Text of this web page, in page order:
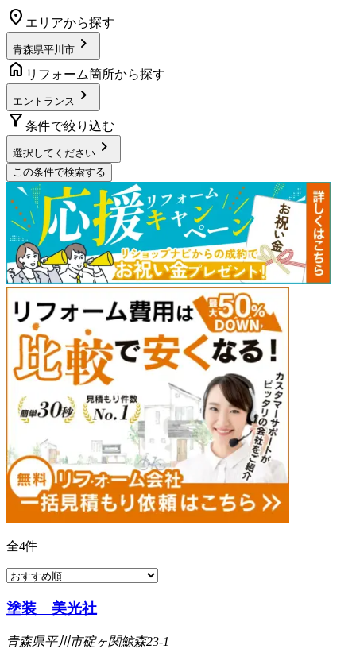
location_on エリアから探す
青森県平川市 chevron_right
home リフォーム箇所から探す
エントランス chevron_right
filter_alt 条件で絞り込む
選択してください chevron_right
この条件で検索する
全4件
塗装 美光社
青森県平川市碇ヶ関鯨森23-1